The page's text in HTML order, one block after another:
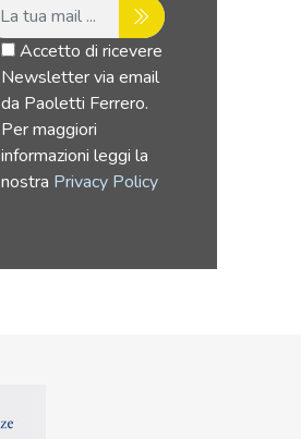
Accetto di ricevere
Newsletter via email
da Paoletti Ferrero.
Per maggiori
informazioni leggi la
nostra Privacy Policy